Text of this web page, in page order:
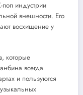
индустрии
внешности. Его
восхищение у
которые
всегда
и пользуются